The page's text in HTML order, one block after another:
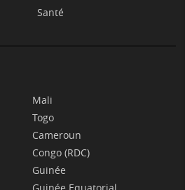
Santé
Mali
Togo
Cameroun
Congo (RDC)
Guinée